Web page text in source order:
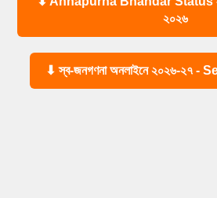
২০২৬
⬇ স্ব-জনগণনা অনলাইনে ২০২৬-২৭